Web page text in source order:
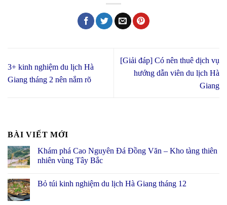
3+ kinh nghiệm du lịch Hà
Giang tháng 2 nên nắm rõ
[Giải đáp] Có nên thuê dịch vụ
hướng dẫn viên du lịch Hà
Giang
BÀI VIẾT MỚI
Khám phá Cao Nguyên Đá Đồng Văn – Kho tàng thiên
nhiên vùng Tây Bắc
Bỏ túi kinh nghiệm du lịch Hà Giang tháng 12